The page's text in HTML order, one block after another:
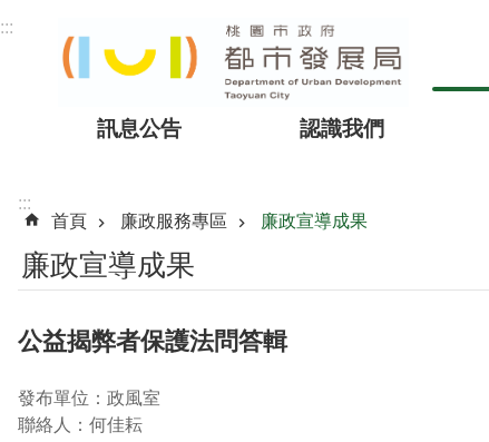
跳到主要內容區塊
:::
訊息公告 認識我們
:::
首頁
廉政服務專區 廉政宣導成果
廉政宣導成果
公益揭弊者保護法問答輯
發布單位：政風室
聯絡人：何佳耘